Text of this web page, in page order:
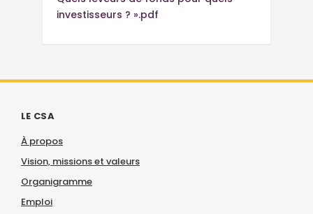
investisseurs ? ».pdf
LE CSA
À propos
Vision, missions et valeurs
Organigramme
Emploi